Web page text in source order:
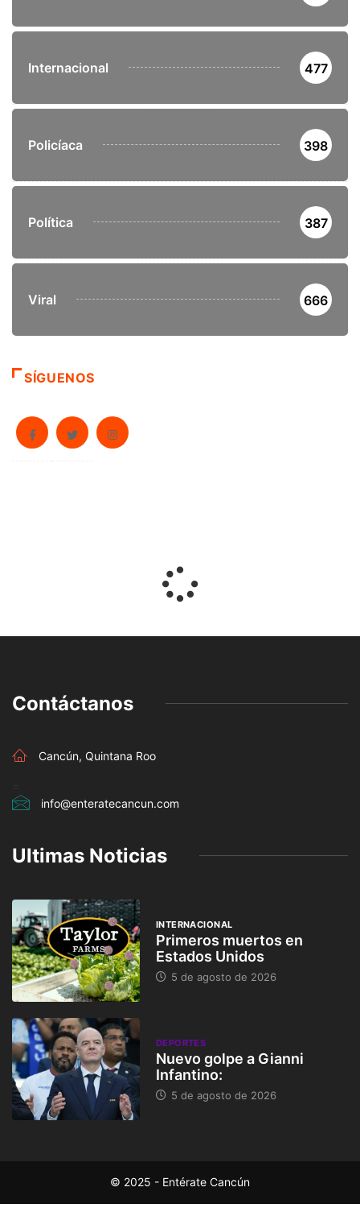
Internacional 477
Policíaca 398
Política 387
Viral 666
SÍGUENOS
Contáctanos
Cancún, Quintana Roo
info@enteratecancun.com
Ultimas Noticias
INTERNACIONAL
Primeros muertos en
Estados Unidos
5 de agosto de 2026
DEPORTES
Nuevo golpe a Gianni
Infantino:
5 de agosto de 2026
© 2025 - Entérate Cancún